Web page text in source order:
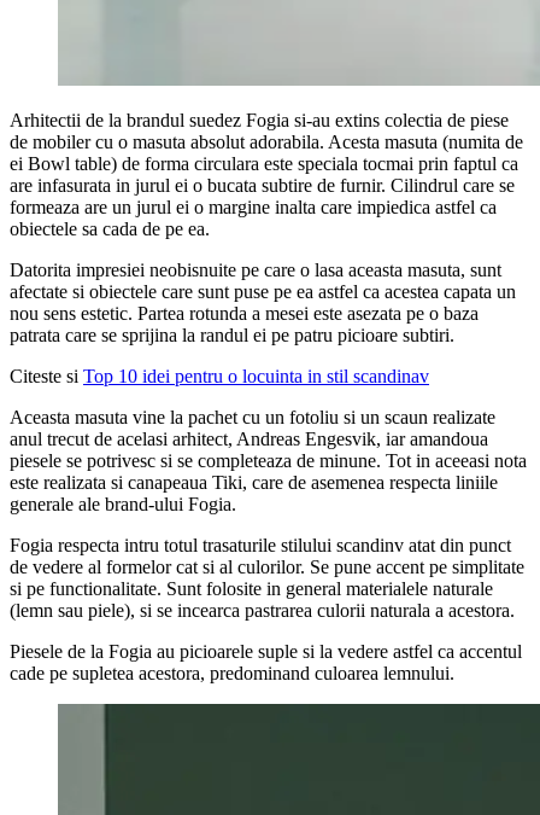
Arhitectii de la brandul suedez Fogia si-au extins colectia de piese
de mobiler cu o masuta absolut adorabila. Acesta masuta (numita de
ei Bowl table) de forma circulara este speciala tocmai prin faptul ca
are infasurata in jurul ei o bucata subtire de furnir. Cilindrul care se
formeaza are un jurul ei o margine inalta care impiedica astfel ca
obiectele sa cada de pe ea.
Datorita impresiei neobisnuite pe care o lasa aceasta masuta, sunt
afectate si obiectele care sunt puse pe ea astfel ca acestea capata un
nou sens estetic. Partea rotunda a mesei este asezata pe o baza
patrata care se sprijina la randul ei pe patru picioare subtiri.
Citeste si Top 10 idei pentru o locuinta in stil scandinav
Aceasta masuta vine la pachet cu un fotoliu si un scaun realizate
anul trecut de acelasi arhitect, Andreas Engesvik, iar amandoua
piesele se potrivesc si se completeaza de minune. Tot in aceeasi nota
este realizata si canapeaua Tiki, care de asemenea respecta liniile
generale ale brand-ului Fogia.
Fogia respecta intru totul trasaturile stilului scandinv atat din punct
de vedere al formelor cat si al culorilor. Se pune accent pe simplitate
si pe functionalitate. Sunt folosite in general materialele naturale
(lemn sau piele), si se incearca pastrarea culorii naturala a acestora.
Piesele de la Fogia au picioarele suple si la vedere astfel ca accentul
cade pe supletea acestora, predominand culoarea lemnului.